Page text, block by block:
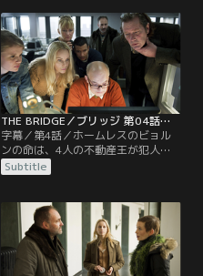
メッセンジャーとして選ばれ、事件
は社会の“5つの問題”に目を向けさ
せるため、長年計画してきたものだ
と明らかになってくる。
THE BRIDGE／ブリッジ 第04話／字幕
字幕／第4話／ホームレスのビョル
ンの命は、4人の不動産王が犯人に
要求された身代金を支払うかどうか
にかかっていた。犯人の“真実のテ
計画しているが、臨機応変な判断が
苦手だと推察されている。制限時間
が迫る中、警察に集められた4人の
不動産王の回答は……。
Subtitle